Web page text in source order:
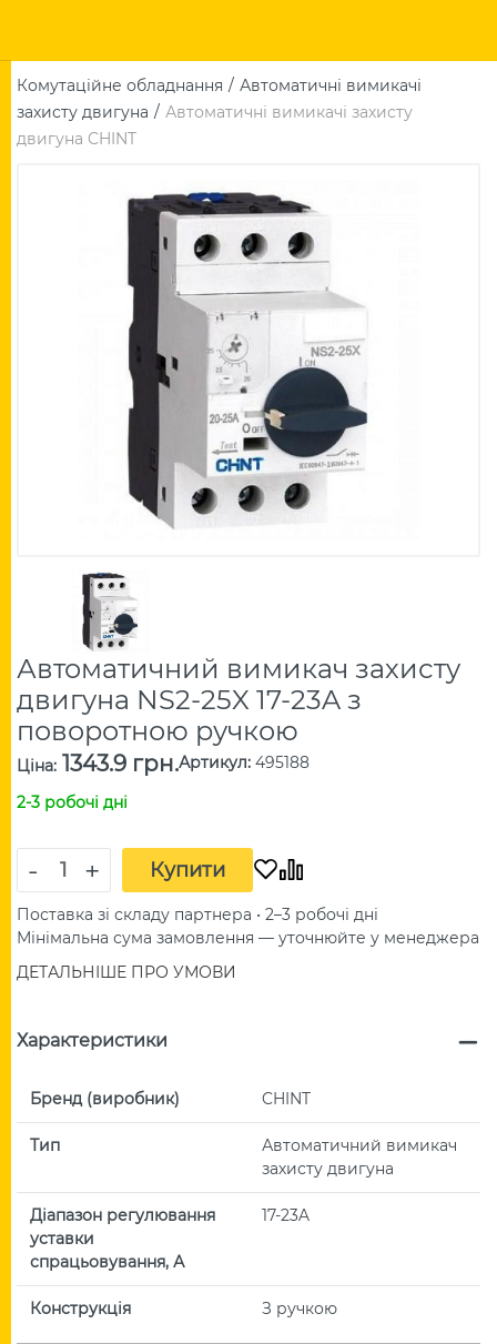
Комутаційне обладнання
Автоматичні вимикачі
захисту двигуна
Автоматичні вимикачі захисту
двигуна CHINT
Автоматичний вимикач захисту
двигуна NS2-25X 17-23A з
поворотною ручкою
Ціна: 1343.9 грн.Артикул: 495188
2-3 робочі дні
- + Купити
Поставка зі складу партнера • 2–3 робочі дні
Мінімальна сума замовлення — уточнюйте у менеджера
ДЕТАЛЬНІШЕ ПРО УМОВИ
Характеристики
Бренд (виробник) CHINT
Тип
Автоматичний вимикач
захисту двигуна
Діапазон регулювання
уставки
спрацьовування, А
17-23A
Конструкція З ручкою